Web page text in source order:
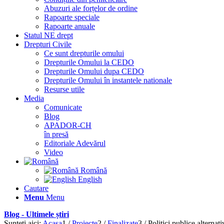
Abuzuri ale forțelor de ordine
Rapoarte speciale
Rapoarte anuale
Statul NE drept
Drepturi Civile
Ce sunt drepturile omului
Drepturile Omului la CEDO
Drepturile Omului dupa CEDO
Drepturile Omului în instantele nationale
Resurse utile
Media
Comunicate
Blog
APADOR-CH
în presă
Editoriale Adevărul
Video
Română
English
Cautare
Menu Menu
Blog - Ultimele știri